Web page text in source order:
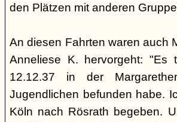
den Plätzen mit anderen
An diesen Fahrten waren auch
Anneliese K. hervorgeht:
12.12.37 in der
Jugendlichen befunden habe.
Köln nach Rösrath begeben.